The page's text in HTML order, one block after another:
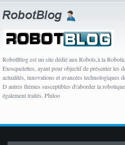
RobotBlog est un site dédié aux Robots,à la
Exosquelettes, ayant pour objectif de présenter les
actualités, innovations et avancées technologiques
D autres thèmes susceptibles d\'aborder la
également traités. Philoo